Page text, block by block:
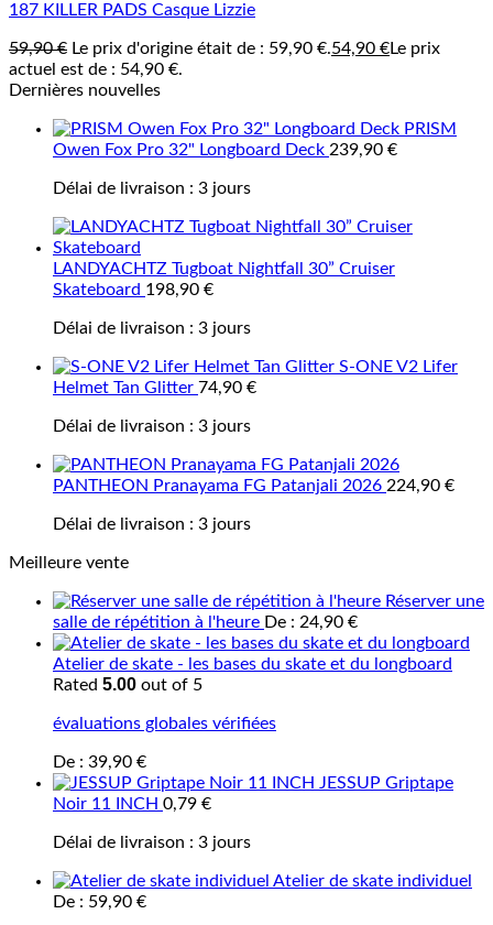
187 KILLER PADS Casque Lizzie
59,90€ Le prix d'origine était de : 59,90 €.54,90 €Le prix
actuel est de : 54,90 €.
Dernières nouvelles
PRISM
Owen Fox Pro 32" Longboard Deck 239,90 €
Délai de livraison : 3 jours
LANDYACHTZ Tugboat Nightfall 30” Cruiser
Skateboard 198,90 €
Délai de livraison : 3 jours
S-ONE V2 Lifer
Helmet Tan Glitter 74,90 €
Délai de livraison : 3 jours
PANTHEON Pranayama FG Patanjali 2026 224,90 €
Délai de livraison : 3 jours
Meilleure vente
Réserver une
salle de répétition à l'heure De : 24,90 €
Atelier de skate - les bases du skate et du longboard
Rated 5.00 out of 5
évaluations globales vérifiées
De : 39,90 €
JESSUP Griptape
Noir 11 INCH 0,79 €
Délai de livraison : 3 jours
Atelier de skate individuel
De : 59,90 €